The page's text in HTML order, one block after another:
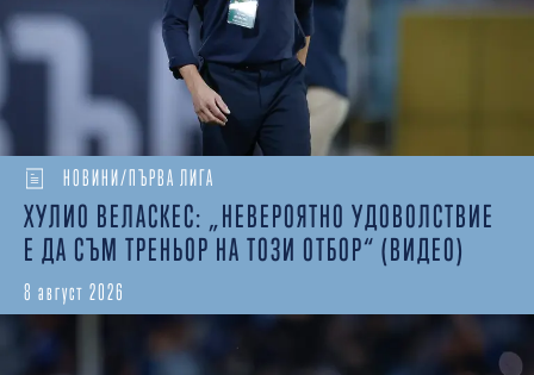
НОВИНИ/ПЪРВА ЛИГА
ХУЛИО ВЕЛАСКЕС: „НЕВЕРОЯТНО УДОВОЛСТВИЕ
Е ДА СЪМ ТРЕНЬОР НА ТОЗИ ОТБОР“ (ВИДЕО)
8 август 2026